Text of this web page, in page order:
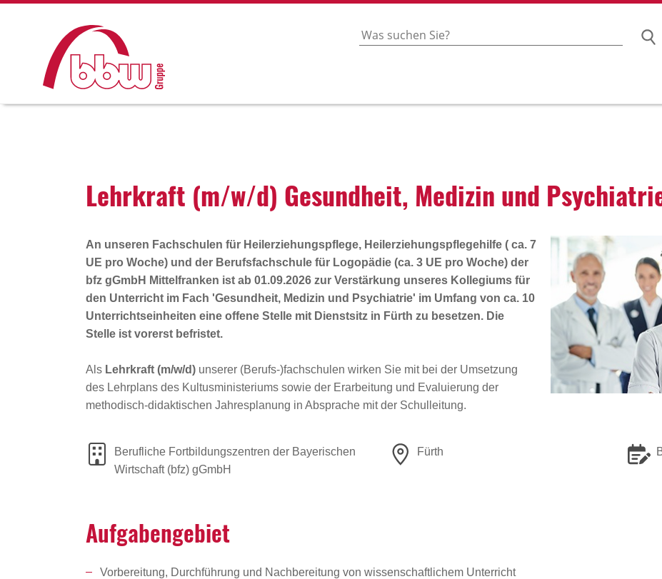
Lehr­kraft (m/w/d) Gesund­heit, Medizin und
An unseren Fachschulen für Heilerziehungspflege, Heilerziehungspflegehilfe ( ca. 7
UE pro Woche) und der Berufsfachschule für Logopädie (ca. 3 UE pro Woche) der
bfz gGmbH Mittelfranken ist ab 01.09.2026 zur Verstärkung unseres Kollegiums für
den Unterricht im Fach 'Gesundheit, Medizin und Psychiatrie' im Umfang von ca. 10
Unterrichtseinheiten eine offene Stelle mit Dienstsitz in Fürth zu besetzen. Die
Stelle ist vorerst befristet.
Als Lehrkraft (m/w/d) unserer (Berufs-)fachschulen wirken Sie mit bei der Umsetzung
des Lehrplans des Kultusministeriums sowie der Erarbeitung und Evaluierung der
methodisch-didaktischen Jahresplanung in Absprache mit der Schulleitung.
Berufliche Fortbildungszentren der Bayerischen
Wirtschaft (bfz) gGmbH
Fürth
Aufga­ben­ge­biet
Vorbereitung, Durchführung und Nachbereitung von wissenschaftlichem Unterricht